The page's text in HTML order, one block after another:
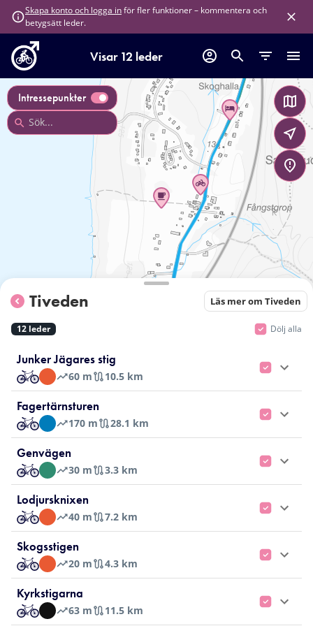
Skapa konto och logga inför fler funktioner – kommentera och
betygsätt leder.
Visar 12 leder
Intressepunkter
Tiveden Läs mer om Tiveden
12 leder Dölj alla
Junker Jägares stig
60 m 10.5 km
Fagertärnsturen
170 m 28.1 km
Genvägen
30 m 3.3 km
Lodjursknixen
40 m 7.2 km
Skogsstigen
20 m 4.3 km
Kyrkstigarna
63 m 11.5 km